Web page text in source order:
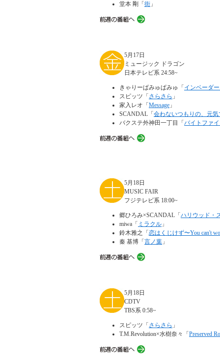
堂本 剛「 街 」
5月17日
ミュージック ドラゴン
日本テレビ系 24:58~
きゃりーぱみゅぱみゅ「 インベーダ
スピッツ「 さらさら 」
家入レオ「 Message 」
SCANDAL「 会わないつもりの、元気
バクステ外神田一丁目「 バイトファ
5月18日
MUSIC FAIR
フジテレビ系 18:00~
郷ひろみ×SCANDAL「 ハリウッド・
miwa「 ミラクル 」
鈴木雅之「 恋はくじけず〜You can't
秦 基博「 言ノ葉 」
5月18日
CDTV
TBS系 0:58~
スピッツ「 さらさら 」
T.M.Revolution×水樹奈々「 Preserved